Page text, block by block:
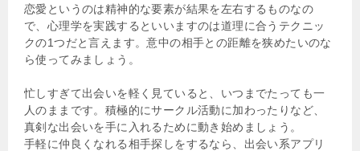
恋愛というのは精神的な要素が結果を左右するものなの
で、心理学を実践するといいますのは道理に合うテクニッ
クの1つだと言えます。意中の相手との距離を狭めたいのな
ら使ってみましょう。
忙しすぎて出会いを軽く見ていると、いつまでたっても一
人のままです。積極的にサークル活動に加わったりなど、
真剣な出会いを手に入れるために動き始めましょう。
手軽に仲良くなれる相手探しをするなら、出会い系アプリ